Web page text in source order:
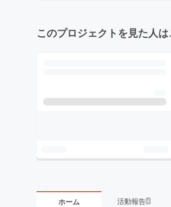
このプロジェクトを見た人
ホーム 活動報告4